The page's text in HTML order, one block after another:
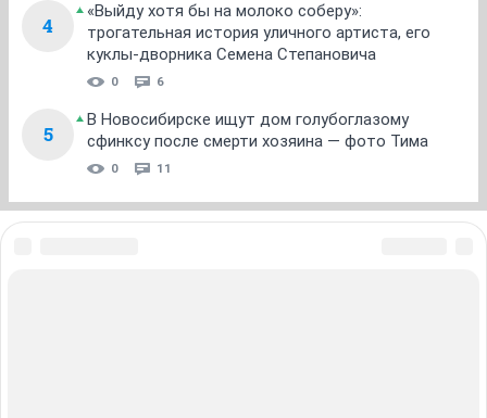
4
«Выйду хотя бы на молоко соберу»:
трогательная история уличного артиста, его
куклы-дворника Семена Степановича
0 6
5
В Новосибирске ищут дом голубоглазому
сфинксу после смерти хозяина — фото Тима
0 11